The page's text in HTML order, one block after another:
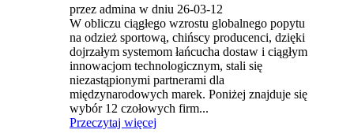
przez admina w dniu 26-03-12
W obliczu ciągłego wzrostu globalnego popytu
na odzież sportową, chińscy producenci, dzięki
dojrzałym systemom łańcucha dostaw i ciągłym
innowacjom technologicznym, stali się
niezastąpionymi partnerami dla
międzynarodowych marek. Poniżej znajduje się
wybór 12 czołowych firm...
Przeczytaj więcej